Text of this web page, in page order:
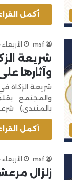
أكمل
msf الأربعاء 24 رجب 1444هـ 15-2-2023م
شريعة
وآثارها
شريعة الزكاة
والمجتمع
بالمنتدى)
أكمل
msf الأربعاء 24 رجب 1444هـ 15-2-2023م
زلزال